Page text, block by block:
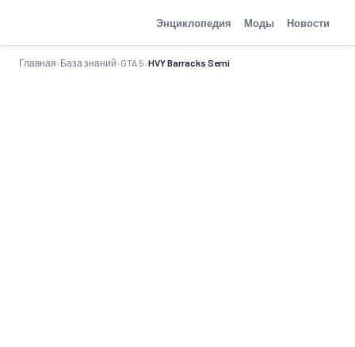
Энциклопедия Моды Новости
Главная›База знаний›GTA 5›HVY Barracks Semi